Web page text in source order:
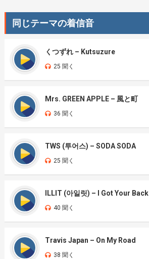
同じテーマの着信音
くつずれ – Kutsuzure
25 聞く
Mrs. GREEN APPLE – 風と町
36 聞く
TWS (투어스) – SODA SODA
25 聞く
ILLIT (아일릿) – I Got Your Back
40 聞く
Travis Japan – On My Road
38 聞く